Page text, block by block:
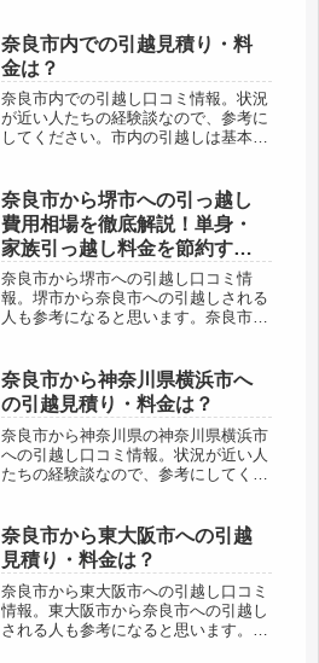
金も安くなりやすい距離になります
ね。ただし、3月・4月は超繁忙期に
あ...
奈良市内での引越見積り・料
金は？
奈良市内での引越し口コミ情報。状況
が近い人たちの経験談なので、参考に
してください。市内の引越しは基本的
が多いですね。なるべく多くの引越し
会社さんから見積もりをもらいましょ
う...
奈良市から堺市への引っ越し
費用相場を徹底解説！単身・
家族引っ越し料金を節約する
裏技
奈良市から堺市への引越し口コミ情
報。堺市から奈良市への引越しされる
人も参考になると思います。奈良市か
なるでしょう。なるべく多くの引越し
会社さんから見積もりをもらうのをオ
ス...
奈良市から神奈川県横浜市へ
の引越見積り・料金は？
奈良市から神奈川県の神奈川県横浜市
への引越し口コミ情報。状況が近い人
たちの経験談なので、参考にしてくだ
す。長距離ですので料金は高めになり
ます。荷物の到着も最短でも翌日着...
奈良市から東大阪市への引越
見積り・料金は？
奈良市から東大阪市への引越し口コミ
情報。東大阪市から奈良市への引越し
される人も参考になると思います。奈